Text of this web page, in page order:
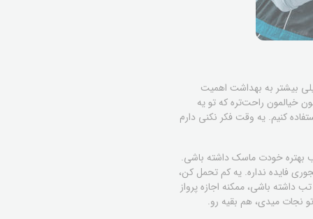
بیشتر به بهداشت اهمیت
خیالمون راحت‌تره که تو یه
کنیم. یه وقت فکر نکنی دارم
بهتره خودت ماسک داشته باشی.
فایده نداره. یه کم تحمل کن،
باشی، ممکنه اجازه پرواز
نجات میدی، هم بقیه رو.